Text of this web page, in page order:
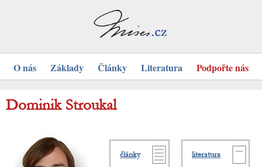
O nás Základy Články Literatura Podpořte nás
Dominik Stroukal
články literatura